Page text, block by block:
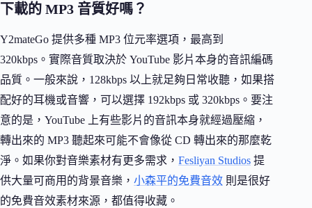
下載的 MP3 音質好嗎？
Y2mateGo 提供多種 MP3 位元率選項，最高到
320kbps。實際音質取決於 YouTube 影片本身的音訊編碼
品質。一般來說，128kbps 以上就足夠日常收聽，如果搭
配好的耳機或音響，可以選擇 192kbps 或 320kbps。要注
意的是，YouTube 上有些影片的音訊本身就經過壓縮，
轉出來的 MP3 聽起來可能不會像從 CD 轉出來的那麼乾
淨。如果你對音樂素材有更多需求， Fesliyan Studios 提
供大量可商用的背景音樂， 小森平的免費音效 則是很好
的免費音效素材來源，都值得收藏。